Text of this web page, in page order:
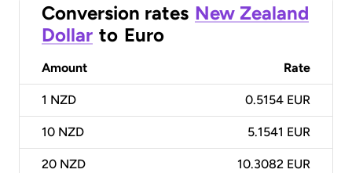
Conversion rates New Zealand
Dollar to Euro
Amount Rate
1 NZD 0.5154 EUR
10 NZD 5.1541 EUR
20 NZD 10.3082 EUR